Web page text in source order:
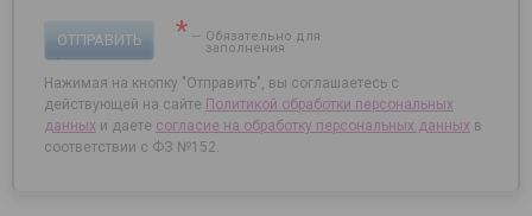
ОТПРАВИТЬ * — Обязательно для
заполнения
Нажимая на кнопку "Отправить", вы соглашаетесь с
действующей на сайте Политикой обработки персональных
данных и даете согласие на обработку персональных данных в
соответствии с ФЗ №152.